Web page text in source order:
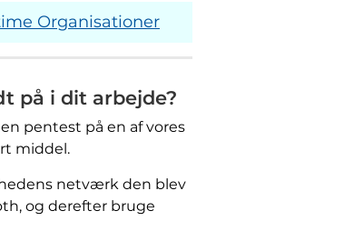
Organisationer
på i dit arbejde?
pentest på en af ​​vores
middel.
netværk den blev
og derefter bruge